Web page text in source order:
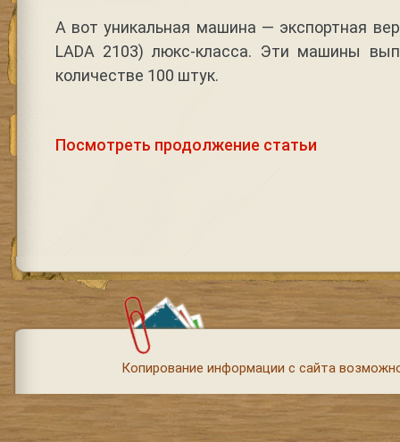
А вот уникальная машина — экспортная
LADA 2103) люкс-класса. Эти машины
количестве 100 штук.
Посмотреть продолжение статьи
Копирование информации с сайта